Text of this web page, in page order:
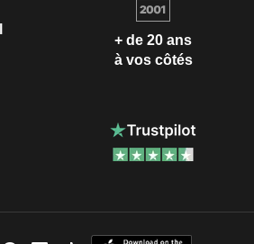
+ de 20 ans
à vos côtés